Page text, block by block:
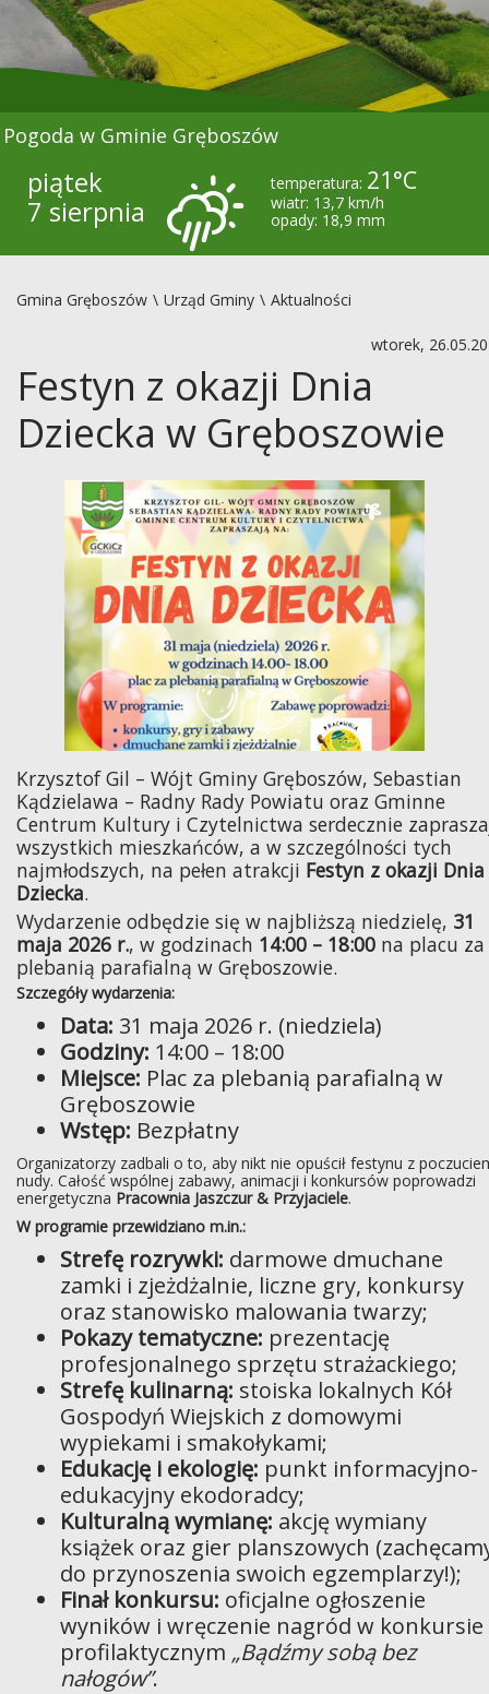
Pogoda w Gminie Gręboszów
piątek
7 sierpnia
temperatura: 21°C
wiatr: 13,7 km/h
opady: 18,9 mm
Gmina Gręboszów Urząd Gminy Aktualności
wtorek,
Festyn z okazji Dnia
Dziecka w Gręboszowie
Krzysztof Gil – Wójt Gminy Gręboszów, Sebastian
Kądzielawa – Radny Rady Powiatu oraz Gminne
Centrum Kultury i Czytelnictwa serdecznie
wszystkich mieszkańców, a w szczególności tych
najmłodszych, na pełen atrakcji Festyn z okazji Dnia
Dziecka.
Wydarzenie odbędzie się w najbliższą niedzielę, 31
maja 2026 r., w godzinach 14:00 – 18:00 na placu za
plebanią parafialną w Gręboszowie.
Szczegóły wydarzenia:
Data: 31 maja 2026 r. (niedziela)
Godziny: 14:00 – 18:00
Miejsce: Plac za plebanią parafialną w
Gręboszowie
Wstęp: Bezpłatny
Organizatorzy zadbali o to, aby nikt nie opuścił festynu z
nudy. Całość wspólnej zabawy, animacji i konkursów poprowadzi
energetyczna Pracownia Jaszczur & Przyjaciele.
W programie przewidziano m.in.:
Strefę rozrywki: darmowe dmuchane
zamki i zjeżdżalnie, liczne gry, konkursy
oraz stanowisko malowania twarzy;
Pokazy tematyczne: prezentację
profesjonalnego sprzętu strażackiego;
Strefę kulinarną: stoiska lokalnych Kół
Gospodyń Wiejskich z domowymi
wypiekami i smakołykami;
Edukację i ekologię: punkt informacyjno-
edukacyjny ekodoradcy;
Kulturalną wymianę: akcję wymiany
książek oraz gier planszowych
do przynoszenia swoich egzemplarzy!);
Finał konkursu: oficjalne ogłoszenie
wyników i wręczenie nagród w konkursie
profilaktycznym „Bądźmy sobą bez
nałogów”.